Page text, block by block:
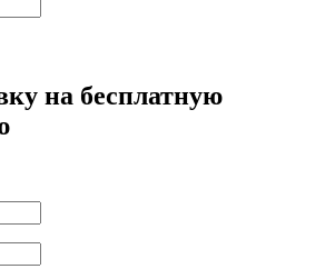
на бесплатную